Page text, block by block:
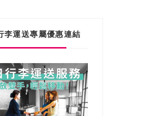
李運送專屬優惠連結